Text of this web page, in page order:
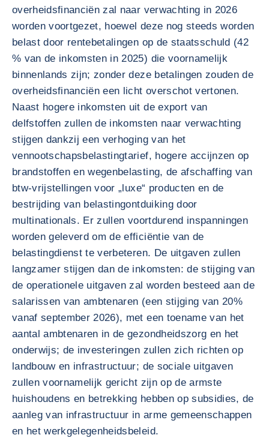
overheidsfinanciën zal naar verwachting in 2026
worden voortgezet, hoewel deze nog steeds worden
belast door rentebetalingen op de staatsschuld (42
% van de inkomsten in 2025) die voornamelijk
binnenlands zijn; zonder deze betalingen zouden de
overheidsfinanciën een licht overschot vertonen.
Naast hogere inkomsten uit de export van
delfstoffen zullen de inkomsten naar verwachting
stijgen dankzij een verhoging van het
vennootschapsbelastingtarief, hogere accijnzen op
brandstoffen en wegenbelasting, de afschaffing van
btw-vrijstellingen voor „luxe“ producten en de
bestrijding van belastingontduiking door
multinationals. Er zullen voortdurend inspanningen
worden geleverd om de efficiëntie van de
belastingdienst te verbeteren. De uitgaven zullen
langzamer stijgen dan de inkomsten: de stijging van
de operationele uitgaven zal worden besteed aan de
salarissen van ambtenaren (een stijging van 20%
vanaf september 2026), met een toename van het
aantal ambtenaren in de gezondheidszorg en het
onderwijs; de investeringen zullen zich richten op
landbouw en infrastructuur; de sociale uitgaven
zullen voornamelijk gericht zijn op de armste
huishoudens en betrekking hebben op subsidies, de
aanleg van infrastructuur in arme gemeenschappen
en het werkgelegenheidsbeleid.